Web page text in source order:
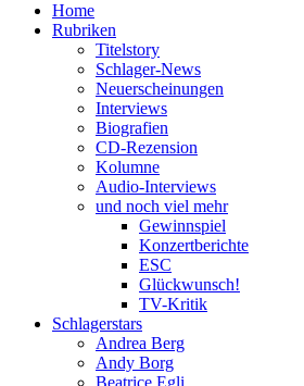
Home
Rubriken
Titelstory
Schlager-News
Neuerscheinungen
Interviews
Biografien
CD-Rezension
Kolumne
Audio-Interviews
und noch viel mehr
Gewinnspiel
Konzertberichte
ESC
Glückwunsch!
TV-Kritik
Schlagerstars
Andrea Berg
Andy Borg
Beatrice Egli